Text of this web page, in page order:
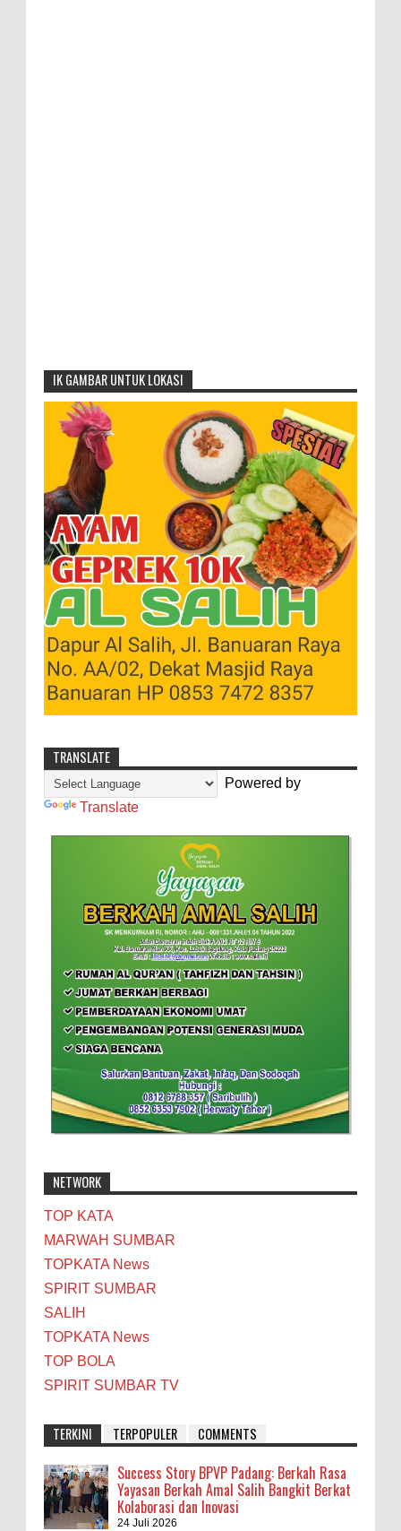
IK GAMBAR UNTUK LOKASI
TRANSLATE
Powered by
Translate
NETWORK
TOP KATA
MARWAH SUMBAR
TOPKATA News
SPIRIT SUMBAR
SALIH
TOPKATA News
TOP BOLA
SPIRIT SUMBAR TV
TERKINI TERPOPULER COMMENTS
Success Story BPVP Padang: Berkah Rasa
Yayasan Berkah Amal Salih Bangkit Berkat
Kolaborasi dan Inovasi
24 Juli 2026